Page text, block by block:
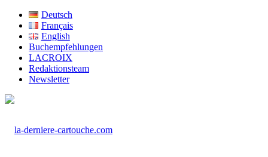
Deutsch
Français
English
Buchempfehlungen
LACROIX
Redaktionsteam
Newsletter